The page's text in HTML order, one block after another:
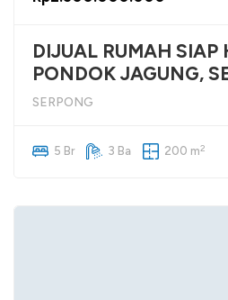
DIJUAL RUMAH SIAP
PONDOK JAGUNG,
SERPONG
5 Br 3 Ba 200 m2